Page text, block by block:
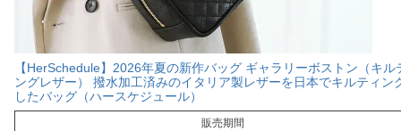
【HerSchedule】2026年夏の新作バッグ ギャラリーボストン（キル
ングレザー） 撥水加工済みのイタリア製レザーを日本でキルティン
したバッグ（ハースケジュール）
販売期間